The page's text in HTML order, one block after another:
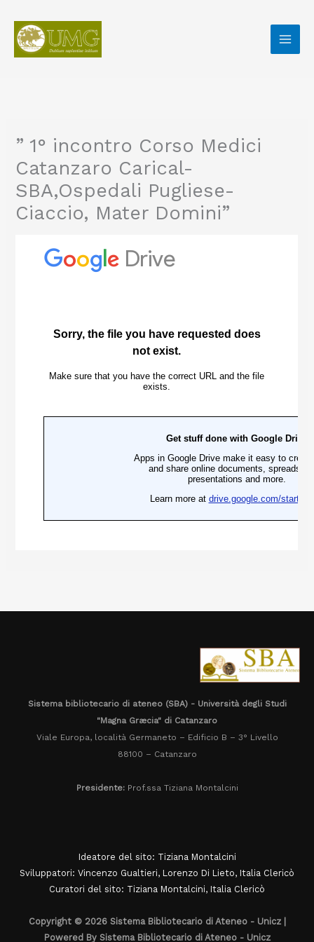
contenuto
” 1° incontro Corso Medici
Catanzaro Carical-
SBA,Ospedali Pugliese-
Ciaccio, Mater Domini”
Sistema bibliotecario di ateneo (SBA) - Università degli Studi
"Magna Græcia" di Catanzaro
Viale Europa, località Germaneto – Edificio B – 3° Livello
88100 – Catanzaro
Presidente:Prof.ssa Tiziana Montalcini
Ideatore del sito: Tiziana Montalcini
Sviluppatori: Vincenzo Gualtieri, Lorenzo Di Lieto, Italia Clericò
Curatori del sito: Tiziana Montalcini, Italia Clericò
Copyright © 2026 Sistema Bibliotecario di Ateneo - Unicz |
Powered By Sistema Bibliotecario di Ateneo - Unicz